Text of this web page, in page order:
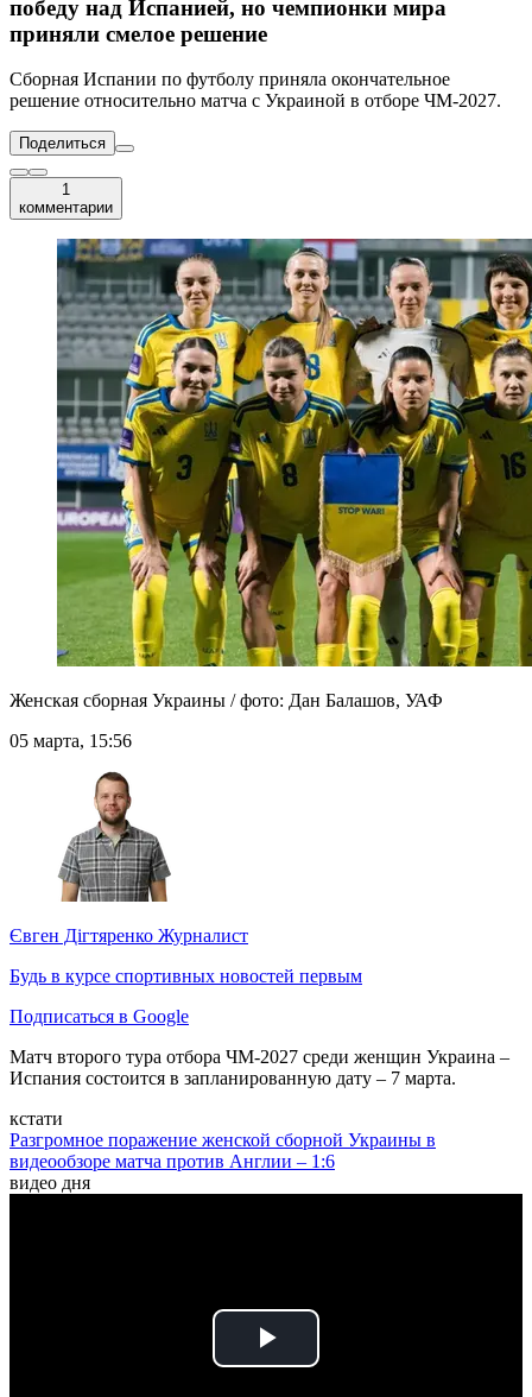
победу над Испанией, но чемпионки мира
приняли смелое решение
Сборная Испании по футболу приняла окончательное
решение относительно матча с Украиной в отборе ЧМ-2027.
Поделиться
1
комментарии
Женская сборная Украины / фото: Дан Балашов, УАФ
05 марта, 15:56
Євген Дігтяренко Журналист
Будь в курсе спортивных новостей первым
Подписаться в Google
Матч второго тура отбора ЧМ-2027 среди женщин Украина –
Испания состоится в запланированную дату – 7 марта.
кстати
Разгромное поражение женской сборной Украины в
видеообзоре матча против Англии – 1:6
видео дня
Play